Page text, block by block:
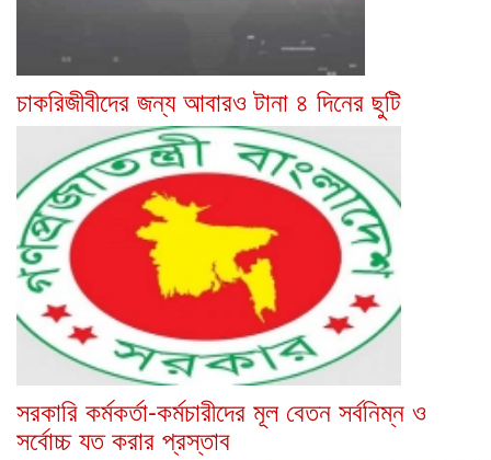
চাকরিজীবীদের জন্য আবারও টানা ৪ দিনের ছুটি
সরকারি কর্মকর্তা-কর্মচারীদের মূল বেতন সর্বনিম্ন ও
সর্বোচ্চ যত করার প্রস্তাব